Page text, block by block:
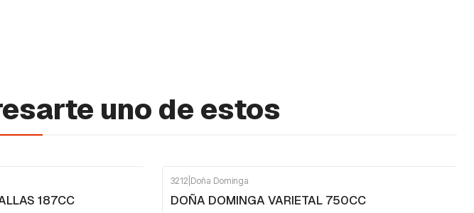
uno de estos
187CC
-7%
3212 Doña Dominga
DOÑA DOMINGA VARIETAL 750CC